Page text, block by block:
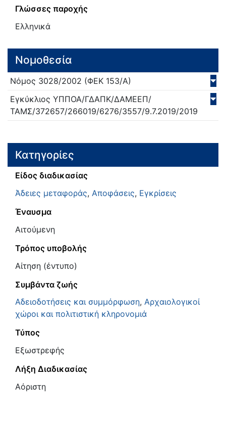
Γλώσσες παροχής
Ελληνικά
Νομοθεσία
Νόμος 3028/2002 (ΦΕΚ 153/Α)
Εγκύκλιος ΥΠΠΟΑ/ΓΔΑΠΚ/ΔΑΜΕΕΠ/
ΤΑΜΣ/372657/266019/6276/3557/9.7.2019/2019
Κατηγορίες
Είδος διαδικασίας
Άδειες μεταφοράς, Αποφάσεις, Εγκρίσεις
Έναυσμα
Αιτούμενη
Τρόπος υποβολής
Αίτηση (έντυπο)
Συμβάντα ζωής
Αδειοδοτήσεις και συμμόρφωση, Αρχαιολογικοί
χώροι και πολιτιστική κληρονομιά
Τύπος
Εξωστρεφής
Λήξη Διαδικασίας
Αόριστη